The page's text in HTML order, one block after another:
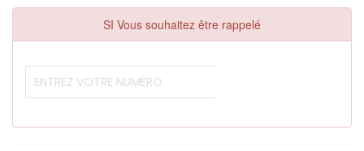
SI Vous souhaitez être rappelé